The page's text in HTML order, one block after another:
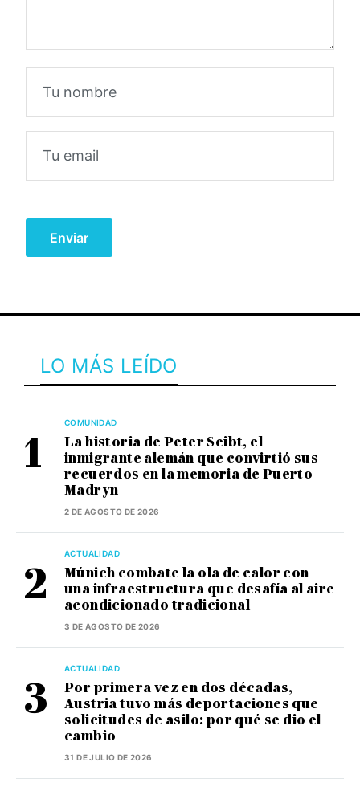
LO MÁS LEÍDO
COMUNIDAD
La historia de Peter Seibt, el
inmigrante alemán que convirtió sus
recuerdos en la memoria de Puerto
Madryn
2 DE AGOSTO DE 2026
ACTUALIDAD
Múnich combate la ola de calor con
una infraestructura que desafía al aire
acondicionado tradicional
3 DE AGOSTO DE 2026
ACTUALIDAD
Por primera vez en dos décadas,
Austria tuvo más deportaciones que
solicitudes de asilo: por qué se dio el
cambio
31 DE JULIO DE 2026